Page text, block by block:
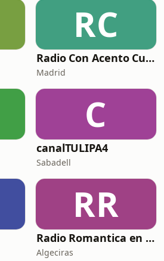
RC
Radio Con Acento Cubano
Madrid
C
canalTULIPA4
Sabadell
RR
Radio Romantica en español del ayer J.L
Algeciras